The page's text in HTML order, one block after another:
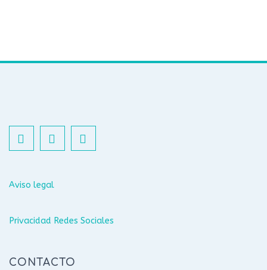
Aviso legal
Privacidad Redes Sociales
CONTACTO